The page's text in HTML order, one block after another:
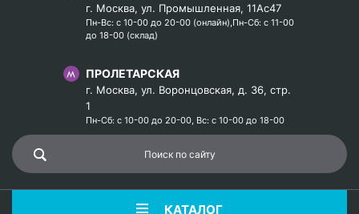
г. Москва, ул. Промышленная, 11Ас47
Пн-Вс: с 10-00 до 20-00 (онлайн),Пн-Сб: с 11-00
до 18-00 (склад)
ПРОЛЕТАРСКАЯ
г. Москва, ул. Воронцовская, д. 36, стр.
1
Пн-Сб: с 10-00 до 20-00, Вс: с 10-00 до 18-00
КАТАЛОГ